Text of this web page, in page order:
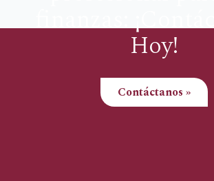
finanzas:
Hoy!
Contáctanos »